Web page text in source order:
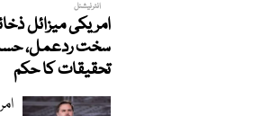
انٹرنیشنل
امریکی میزائل
سخت ردعمل،
تحقیقات کا حکم